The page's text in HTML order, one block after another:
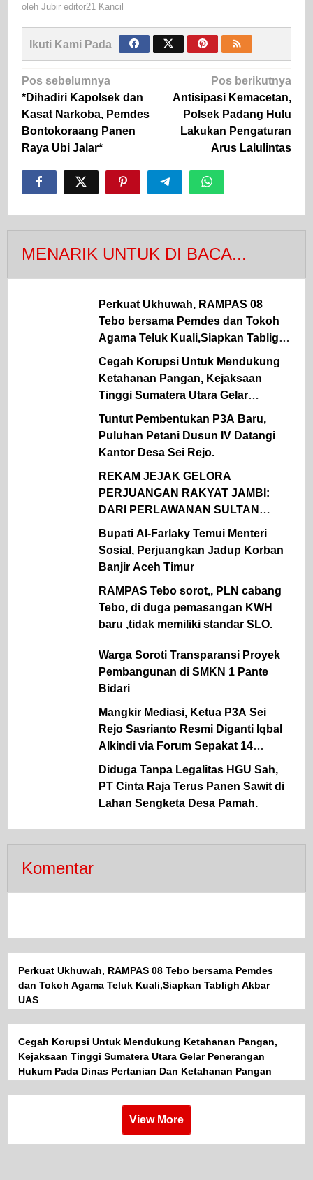
oleh Jubir editor21 Kancil
Ikuti Kami Pada
Navigasi
pos
Pos sebelumnya
*Dihadiri Kapolsek dan
Kasat Narkoba, Pemdes
Bontokoraang Panen
Raya Ubi Jalar*
Pos berikutnya
Antisipasi Kemacetan,
Polsek Padang Hulu
Lakukan Pengaturan
Arus Lalulintas
MENARIK UNTUK DI BACA...
Perkuat Ukhuwah, RAMPAS 08
Tebo bersama Pemdes dan Tokoh
Agama Teluk Kuali,Siapkan Tabligh
Akbar UAS
Cegah Korupsi Untuk Mendukung
Ketahanan Pangan, Kejaksaan
Tinggi Sumatera Utara Gelar
Penerangan Hukum Pada Dinas
Pertanian Dan Ketahanan Pangan
Tuntut Pembentukan P3A Baru,
Puluhan Petani Dusun IV Datangi
Kantor Desa Sei Rejo.
REKAM JEJAK GELORA
PERJUANGAN RAKYAT JAMBI:
DARI PERLAWANAN SULTAN
THAHA UNTUK MERDEKA HINGGA
KEMBALI KE PANGKUAN NKRI
Bupati Al-Farlaky Temui Menteri
Sosial, Perjuangkan Jadup Korban
Banjir Aceh Timur
RAMPAS Tebo sorot,, PLN cabang
Tebo, di duga pemasangan KWH
baru ,tidak memiliki standar SLO.
Warga Soroti Transparansi Proyek
Pembangunan di SMKN 1 Pante
Bidari
Mangkir Mediasi, Ketua P3A Sei
Rejo Sasrianto Resmi Diganti Iqbal
Alkindi via Forum Sepakat 14
Kelompok Tani.
Diduga Tanpa Legalitas HGU Sah,
PT Cinta Raja Terus Panen Sawit di
Lahan Sengketa Desa Pamah.
Komentar
Perkuat Ukhuwah, RAMPAS 08 Tebo bersama Pemdes
dan Tokoh Agama Teluk Kuali,Siapkan Tabligh Akbar
UAS
Cegah Korupsi Untuk Mendukung Ketahanan Pangan,
Kejaksaan Tinggi Sumatera Utara Gelar Penerangan
Hukum Pada Dinas Pertanian Dan Ketahanan Pangan
View More